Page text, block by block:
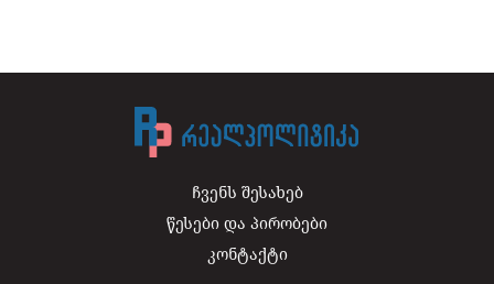
ჩვენს შესახებ
წესები და პირობები
კონტაქტი